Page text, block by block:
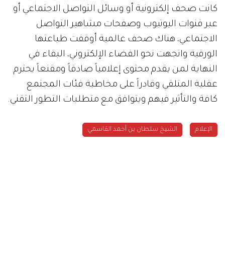
كانت صحف إلكترونية أو وسائل التواصل الاجتماعي أو
عبر قنوات اليوتيوب وصفحات مشاهير التواصل
الاجتماعي، هناك صحف عالمية أوقفت طباعتها
الورقية واتجهت نحو الفضاء الإلكتروني، البقاء في
النهاية لمن يقدم محتوى إعلامياً صادقاً ومقنعاً يحترم
عقلية المتلقي وقادراً على مخاطبة فئات المجتمع
كافة والتأثير فيهم ويتوافق مع متطلبات التطور التقني.
الإعلام الشيخ سلطان بن أحمد القاسمي